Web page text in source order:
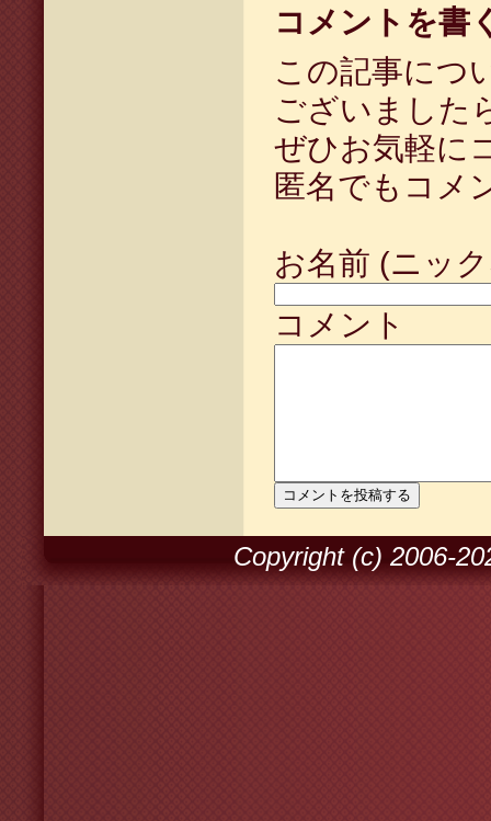
コメントを書
この記事につ
ございました
ぜひお気軽に
匿名でもコメ
お名前 (ニッ
コメント
Copyright (c) 2006-